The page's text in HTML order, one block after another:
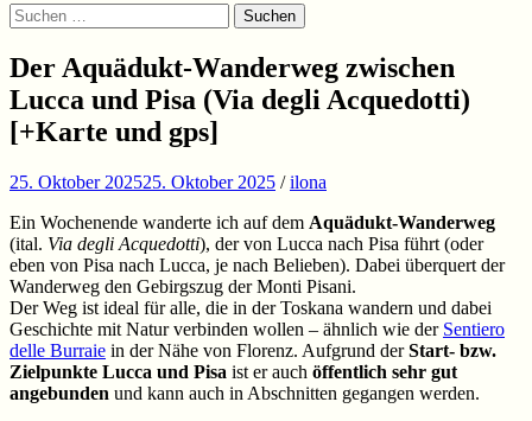
Suchen
Suchen
nach:
Der Aquädukt-Wanderweg zwischen
Lucca und Pisa (Via degli Acquedotti)
[+Karte und gps]
25. Oktober 202525. Oktober 2025 /ilona
Ein Wochenende wanderte ich auf dem Aquädukt-Wanderweg
(ital. Via degli Acquedotti), der von Lucca nach Pisa führt (oder
eben von Pisa nach Lucca, je nach Belieben). Dabei überquert der
Wanderweg den Gebirgszug der Monti Pisani.
Der Weg ist ideal für alle, die in der Toskana wandern und dabei
Geschichte mit Natur verbinden wollen – ähnlich wie der Sentiero
delle Burraie in der Nähe von Florenz. Aufgrund derStart- bzw.
Zielpunkte Lucca und Pisa ist er auch öffentlich sehr gut
angebunden und kann auch in Abschnitten gegangen werden.